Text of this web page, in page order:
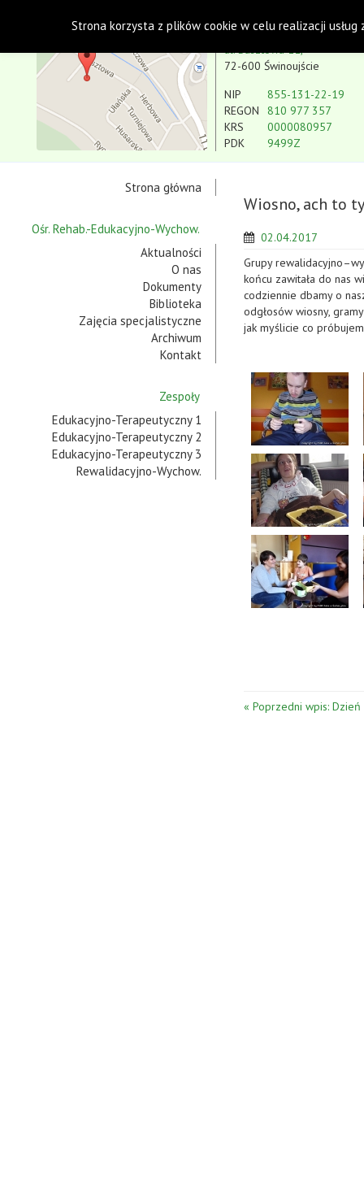
Koło w Świnoujściu
ul. Basztowa 11,
72-600 Świnoujście
NIP
REGON
KRS
PDK
855-131-22-19
810 977 357
0000080957
9499Z
Strona główna
Ośr. Rehab.-Edukacyjno-Wychow.
Aktualności
O nas
Dokumenty
Biblioteka
Zajęcia specjalistyczne
Archiwum
Kontakt
Zespoły
Edukacyjno-Terapeutyczny 1
Edukacyjno-Terapeutyczny 2
Edukacyjno-Terapeutyczny 3
Rewalidacyjno-Wychow.
Wiosno, ach to
02.04.2017
Grupy
końcu zawitała do nas
codziennie dbamy o
odgłosów wiosny,
jak myślicie co
« Poprzedni wpis: Dzień
Strona korzysta z plików cookie w celu realizacji usług